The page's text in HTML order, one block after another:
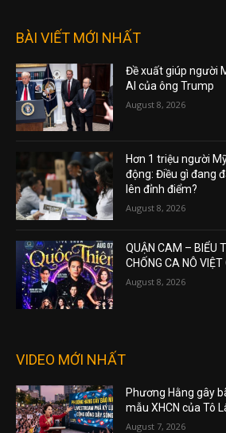
BÀI VIẾT MỚI NHẤT
Đề xuất giúp người
AI của ông Trump
August 8, 2026
Hơn 1 triệu người
động: Điều gì đang
lên đỉnh điểm?
August 8, 2026
QUẬN CAM – BIỂU
CHỐNG CA NÔ VIỆT
August 8, 2026
VIDEO MỚI NHẤT
Phương Hằng gây
mẫu XHCN của Tô
August 7, 2026